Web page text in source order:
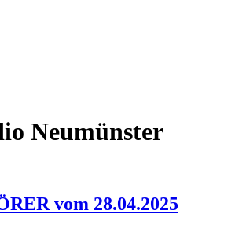
Neumünster
vom 28.04.2025